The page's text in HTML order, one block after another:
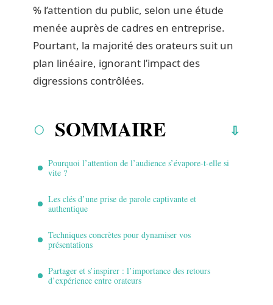
% l’attention du public, selon une étude
menée auprès de cadres en entreprise.
Pourtant, la majorité des orateurs suit un
plan linéaire, ignorant l’impact des
digressions contrôlées.
SOMMAIRE
Pourquoi l’attention de l’audience s’évapore-t-elle si
vite ?
Les clés d’une prise de parole captivante et
authentique
Techniques concrètes pour dynamiser vos
présentations
Partager et s’inspirer : l’importance des retours
d’expérience entre orateurs